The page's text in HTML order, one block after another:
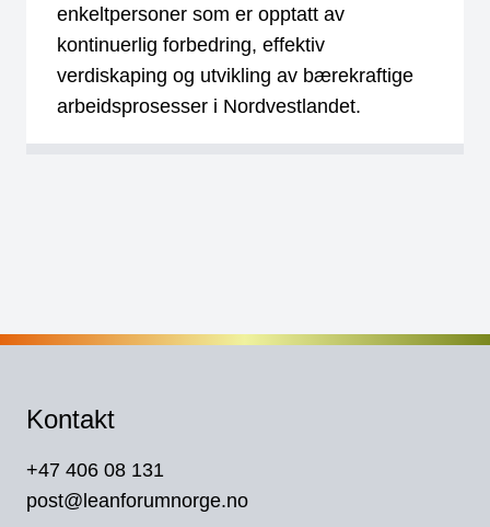
enkeltpersoner som er opptatt av
kontinuerlig forbedring, effektiv
verdiskaping og utvikling av bærekraftige
arbeidsprosesser i Nordvestlandet.
Kontakt
+47 406 08 131
post@leanforumnorge.no